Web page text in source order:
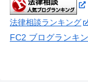
法律相談ランキング
FC2 ブログランキ